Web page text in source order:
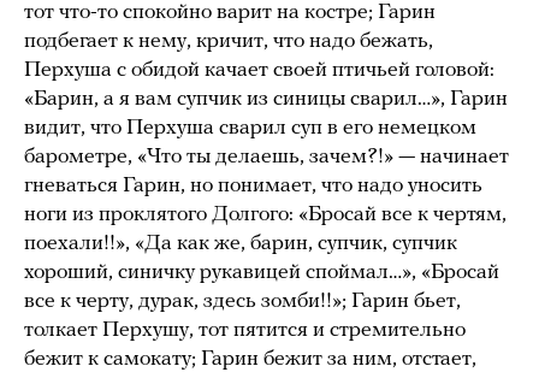
тот что-то спокойно варит на костре; Гарин
подбегает к нему, кричит, что надо бежать,
Перхуша с обидой качает своей птичьей головой:
«Барин, а я вам супчик из синицы сварил…», Гарин
видит, что Перхуша сварил суп в его немецком
барометре, «Что ты делаешь, зачем?!» — начинает
гневаться Гарин, но понимает, что надо уносить
ноги из проклятого Долгого: «Бросай все к чертям,
поехали!!», «Да как же, барин, супчик, супчик
хороший, синичку рукавицей споймал…», «Бросай
все к черту, дурак, здесь зомби!!»; Гарин бьет,
толкает Перхушу, тот пятится и стремительно
бежит к самокату; Гарин бежит за ним, отстает,